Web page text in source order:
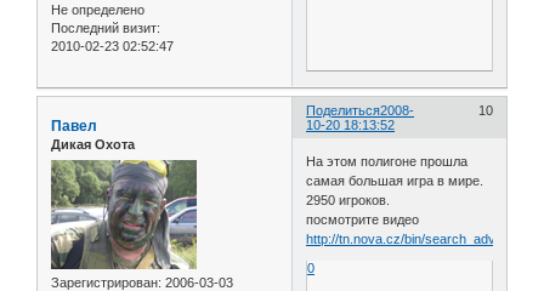
Не определено
Последний визит:
2010-02-23 02:52:47
Поделиться 10
2008-
10-20 18:13:52
Павел
Дикая Охота
Зарегистрирован: 2006-03-03
На этом полигоне прошла
самая большая игра в мире.
2950 игроков.
посмотрите видео
http://tn.nova.cz/bin/
0